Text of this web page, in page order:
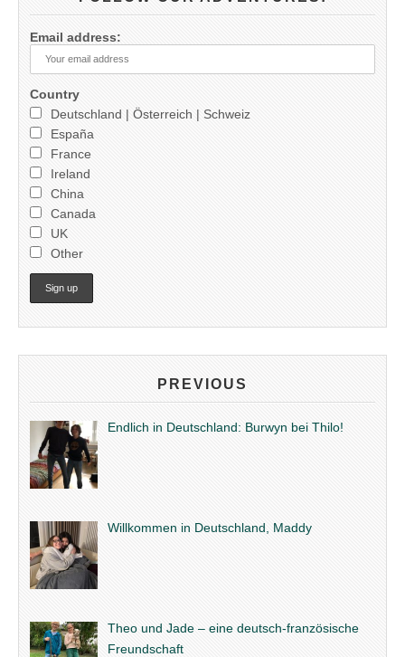
Email address:
Country
Deutschland | Österreich | Schweiz
España
France
Ireland
China
Canada
UK
Other
PREVIOUS
Endlich in Deutschland: Burwyn bei Thilo!
Willkommen in Deutschland, Maddy
Theo und Jade – eine deutsch-französische
Freundschaft